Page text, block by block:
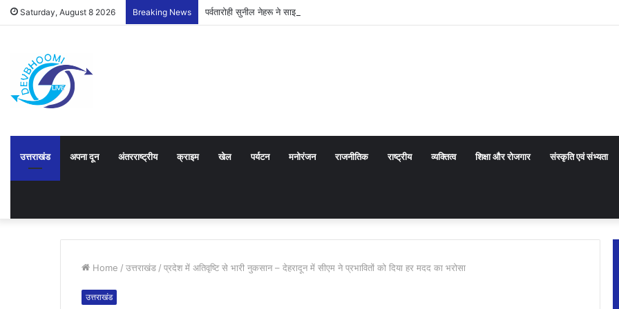
Saturday, August 8 2026 Breaking News पर्वतारोही सुनील नेहरू ने साझा किए ऑडेन्स कोल आरोहण के रोमांचक अनुभव
उत्तराखंड अपना दून अंतरराष्ट्रीय क्राइम खेल पर्यटन मनोरंजन राजनीतिक राष्ट्रीय व्यक्तित्व शिक्षा और रोजगार संस्कृति एवं संभ्यता
Home / उत्तराखंड / प्रदेश में अतिवृष्टि से भारी नुकसान – देहरादून में सीएम ने प्रभावितों को दिया हर मदद का भरोसा
उत्तराखंड